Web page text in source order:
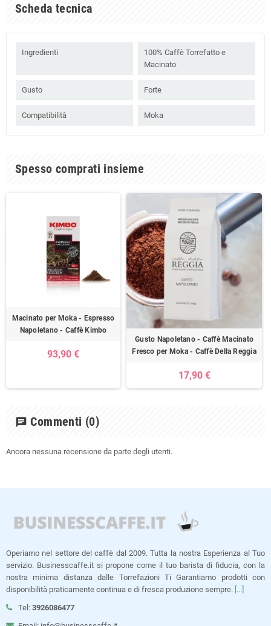
Scheda tecnica
Ingredienti
100% Caffè Torrefatto e
Macinato
Gusto Forte
Compatibilità Moka
Spesso comprati insieme
Macinato per Moka - Espresso
Napoletano - Caffè Kimbo
93,90 €
Gusto Napoletano - Caffè Macinato
Fresco per Moka - Caffè Della Reggia
17,90 €
chat Commenti (0)
Ancora nessuna recensione da parte degli utenti.
Operiamo nel settore del caffè dal 2009. Tutta la nostra Esperienza al Tuo
servizio. Businesscaffe.it si propone come il tuo barista di fiducia, con la
nostra minima distanza dalle Torrefazioni Ti Garantiamo prodotti con
disponibilità praticamente continua e di fresca produzione sempre. [...]
Tel: 3926086477